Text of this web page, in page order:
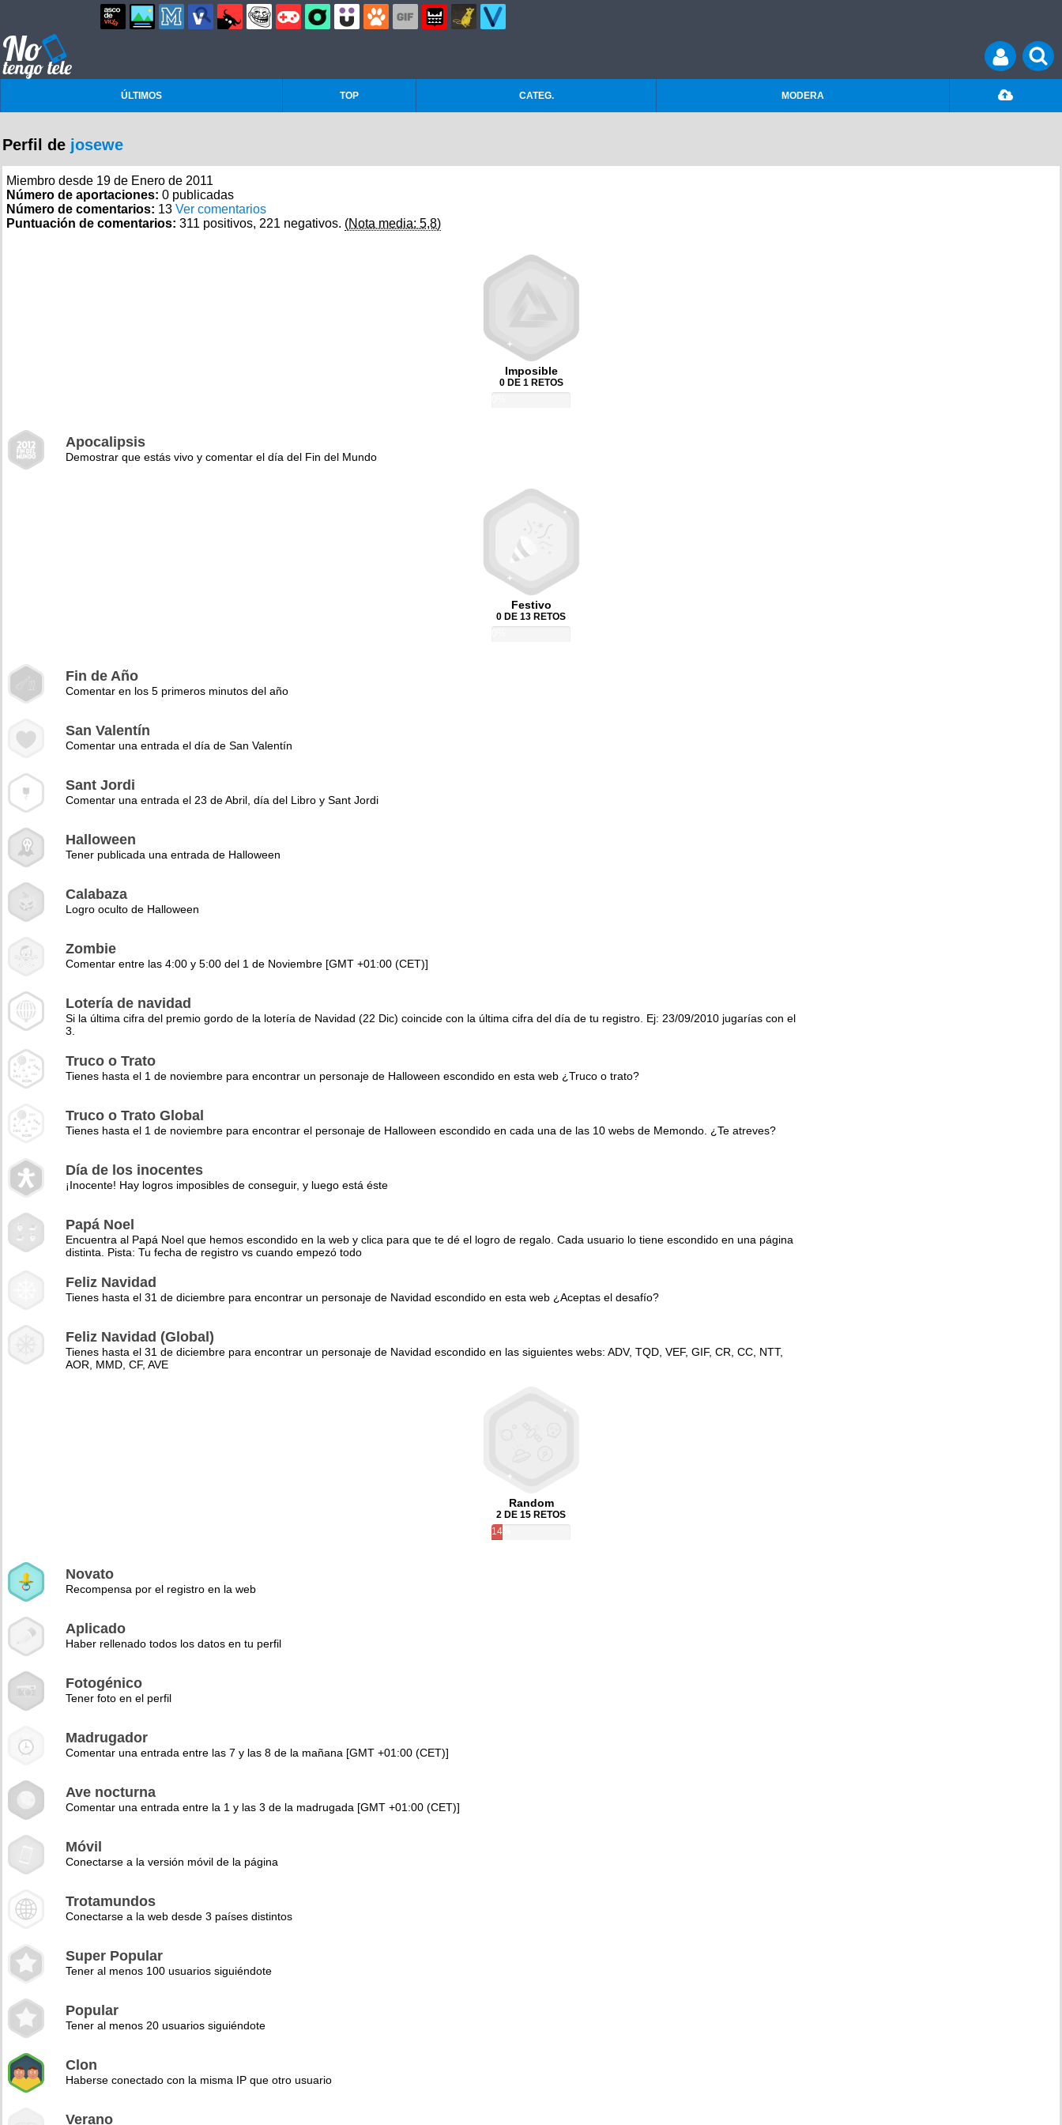
ÚLTIMOS TOP CATEG. MODERA
Perfil de josewe
Miembro desde 19 de Enero de 2011
Número de aportaciones: 0 publicadas
Número de comentarios: 13 Ver comentarios
Puntuación de comentarios: 311 positivos, 221 negativos. (Nota media: 5,8)
Imposible
0 DE 1 RETOS
Apocalipsis
Demostrar que estás vivo y comentar el día del Fin del Mundo
Festivo
0 DE 13 RETOS
Fin de Año
Comentar en los 5 primeros minutos del año
San Valentín
Comentar una entrada el día de San Valentín
Sant Jordi
Comentar una entrada el 23 de Abril, día del Libro y Sant Jordi
Halloween
Tener publicada una entrada de Halloween
Calabaza
Logro oculto de Halloween
Zombie
Comentar entre las 4:00 y 5:00 del 1 de Noviembre [GMT +01:00 (CET)]
Lotería de navidad
Si la última cifra del premio gordo de la lotería de Navidad (22 Dic) coincide con la última cifra del día de tu registro. Ej: 23/09/2010 jugarías con el
3.
Truco o Trato
Tienes hasta el 1 de noviembre para encontrar un personaje de Halloween escondido en esta web ¿Truco o trato?
Truco o Trato Global
Tienes hasta el 1 de noviembre para encontrar el personaje de Halloween escondido en cada una de las 10 webs de Memondo. ¿Te atreves?
Día de los inocentes
¡Inocente! Hay logros imposibles de conseguir, y luego está éste
Papá Noel
Encuentra al Papá Noel que hemos escondido en la web y clica para que te dé el logro de regalo. Cada usuario lo tiene escondido en una página
distinta. Pista: Tu fecha de registro vs cuando empezó todo
Feliz Navidad
Tienes hasta el 31 de diciembre para encontrar un personaje de Navidad escondido en esta web ¿Aceptas el desafío?
Feliz Navidad (Global)
Tienes hasta el 31 de diciembre para encontrar un personaje de Navidad escondido en las siguientes webs: ADV, TQD, VEF, GIF, CR, CC, NTT,
AOR, MMD, CF, AVE
Random
2 DE 15 RETOS
14%
Novato
Recompensa por el registro en la web
Aplicado
Haber rellenado todos los datos en tu perfil
Fotogénico
Tener foto en el perfil
Madrugador
Comentar una entrada entre las 7 y las 8 de la mañana [GMT +01:00 (CET)]
Ave nocturna
Comentar una entrada entre la 1 y las 3 de la madrugada [GMT +01:00 (CET)]
Móvil
Conectarse a la versión móvil de la página
Trotamundos
Conectarse a la web desde 3 países distintos
Super Popular
Tener al menos 100 usuarios siguiéndote
Popular
Tener al menos 20 usuarios siguiéndote
Clon
Haberse conectado con la misma IP que otro usuario
Verano